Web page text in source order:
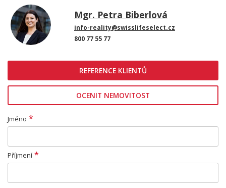
Mgr. Petra Biberlová
info-reality@swisslifeselect.cz
800 77 55 77
REFERENCE KLIENTŮ
OCENIT NEMOVITOST
Jméno *
Příjmení *